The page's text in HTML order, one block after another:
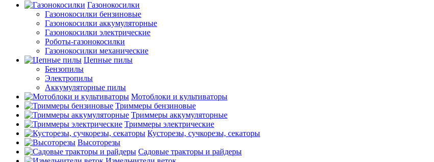
Газонокосилки
Газонокосилки бензиновые
Газонокосилки аккумуляторные
Газонокосилки электрические
Роботы-газонокосилки
Газонокосилки механические
Цепные пилы
Бензопилы
Электропилы
Аккумуляторные пилы
Мотоблоки и культиваторы
Триммеры бензиновые
Триммеры аккумуляторные
Триммеры электрические
Кусторезы, сучкорезы, секаторы
Высоторезы
Садовые тракторы и райдеры